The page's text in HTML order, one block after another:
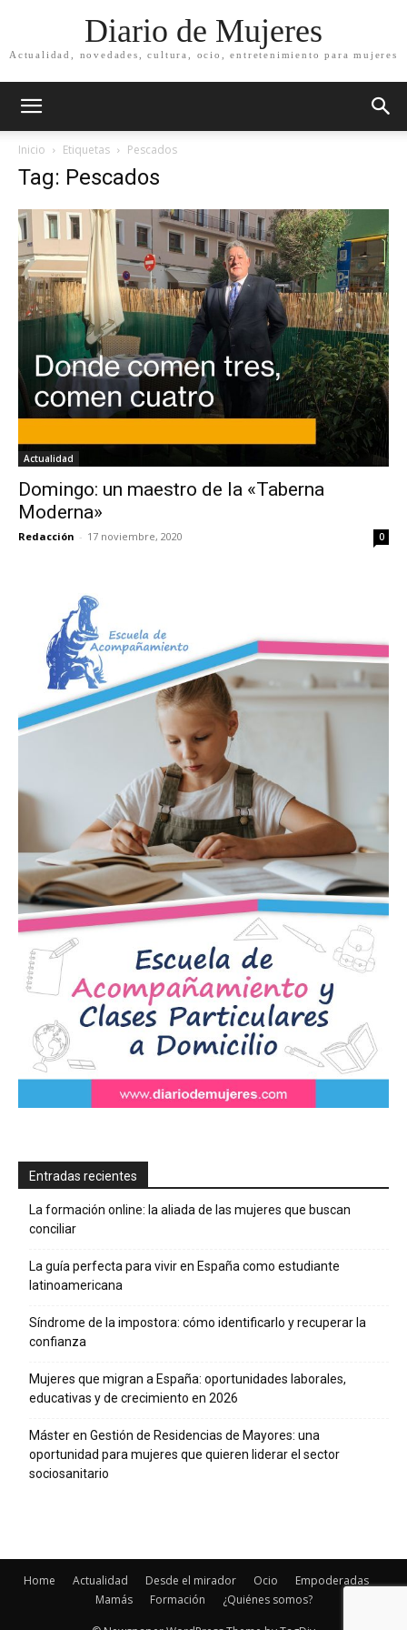
Diario de Mujeres
Actualidad, novedades, cultura, ocio, entretenimiento para mujeres
Inicio Etiquetas Pescados
Tag: Pescados
Actualidad
Domingo: un maestro de la «Taberna
Moderna»
Redacción - 17 noviembre, 2020 0
Entradas recientes
La formación online: la aliada de las mujeres que buscan
conciliar
La guía perfecta para vivir en España como estudiante
latinoamericana
Síndrome de la impostora: cómo identificarlo y recuperar la
confianza
Mujeres que migran a España: oportunidades laborales,
educativas y de crecimiento en 2026
Máster en Gestión de Residencias de Mayores: una
oportunidad para mujeres que quieren liderar el sector
sociosanitario
Home Actualidad Desde el mirador Ocio
Empoderadas
Mamás
Formación ¿Quiénes somos?